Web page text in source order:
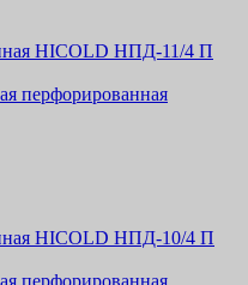
перфорированная